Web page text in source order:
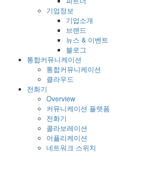
기업정보
기업소개
브랜드
뉴스 & 이벤트
블로그
통합커뮤니케이션
통합커뮤니케이션
클라우드
전화기
Overview
커뮤니케이션 플랫폼
전화기
콜라보레이션
어플리케이션
네트워크 스위치